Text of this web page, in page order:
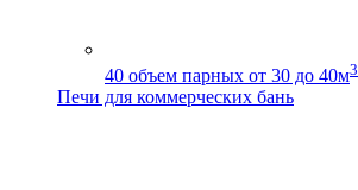
40 объем парных от 30 до 40м3
Печи для коммерческих бань